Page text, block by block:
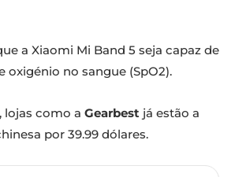
a Xiaomi Mi Band 5 seja capaz de
oxigénio no sangue (SpO2).
lojas como a Gearbest já estão a
por 39.99 dólares.